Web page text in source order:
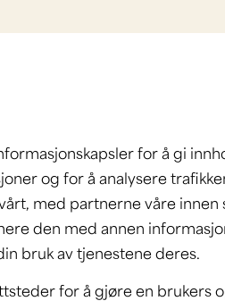
for å gi
og for å analysere
med partnerne våre innen
den med annen
bruk av tjenestene deres.
for å gjøre en brukers